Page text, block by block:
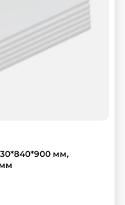
30*840*900 мм,